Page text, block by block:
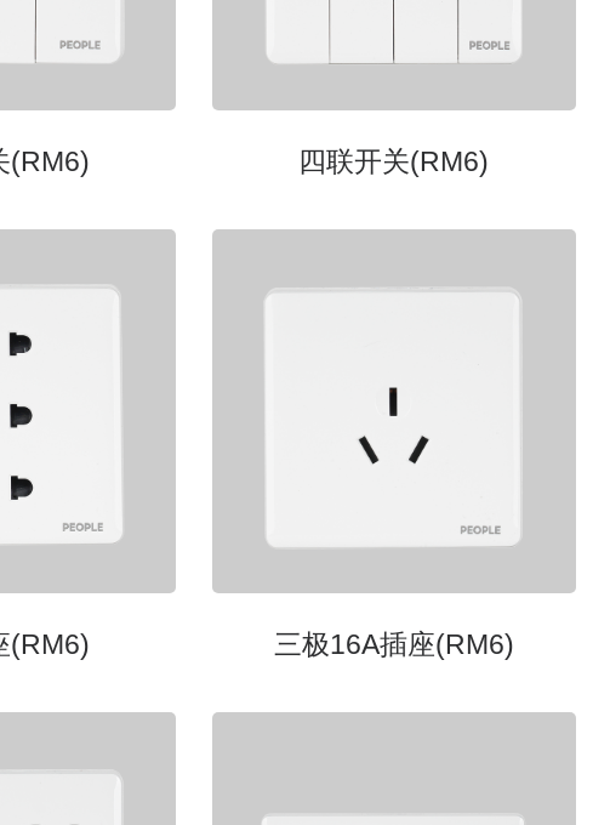
(RM6) 四联开关(RM6)
(RM6) 三极16A插座(RM6)